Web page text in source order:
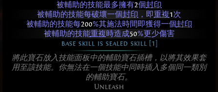
被輔助的技能最多擁有2個封印
被輔助的技能每破壞一個封印 ，即重複1次
被輔助的技能每200%其施法時間即獲得一個封印
被輔助的技能重複時造成50%更少傷害
base skill is sealed skill [1]
將此寶石放入技能面板中的輔助寶石插槽，以將其效果套
用至該技能。你無法在一個技能中同時插入多個同一類別
的輔助寶石。
Unleash